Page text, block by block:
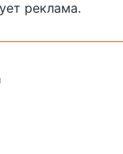
реклама.